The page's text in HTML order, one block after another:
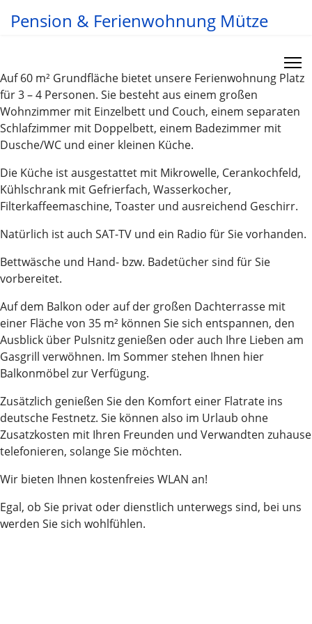
Pension & Ferienwohnung Mütze
Auf 60 m² Grundfläche bietet unsere Ferienwohnung Platz
für 3 – 4 Personen. Sie besteht aus einem großen
Wohnzimmer mit Einzelbett und Couch, einem separaten
Schlafzimmer mit Doppelbett, einem Badezimmer mit
Dusche/WC und einer kleinen Küche.
Die Küche ist ausgestattet mit Mikrowelle, Cerankochfeld,
Kühlschrank mit Gefrierfach, Wasserkocher,
Filterkaffeemaschine, Toaster und ausreichend Geschirr.
Natürlich ist auch SAT-TV und ein Radio für Sie vorhanden.
Bettwäsche und Hand- bzw. Badetücher sind für Sie
vorbereitet.
Auf dem Balkon oder auf der großen Dachterrasse mit
einer Fläche von 35 m² können Sie sich entspannen, den
Ausblick über Pulsnitz genießen oder auch Ihre Lieben am
Gasgrill verwöhnen. Im Sommer stehen Ihnen hier
Balkonmöbel zur Verfügung.
Zusätzlich genießen Sie den Komfort einer Flatrate ins
deutsche Festnetz. Sie können also im Urlaub ohne
Zusatzkosten mit Ihren Freunden und Verwandten zuhause
telefonieren, solange Sie möchten.
Wir bieten Ihnen kostenfreies WLAN an!
Egal, ob Sie privat oder dienstlich unterwegs sind, bei uns
werden Sie sich wohlfühlen.